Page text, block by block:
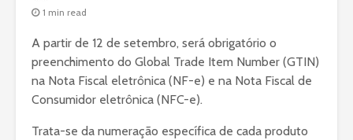
1 min read
A partir de 12 de setembro, será obrigatório o
preenchimento do Global Trade Item Number (GTIN)
na Nota Fiscal eletrônica (NF-e) e na Nota Fiscal de
Consumidor eletrônica (NFC-e).
Trata-se da numeração específica de cada produto